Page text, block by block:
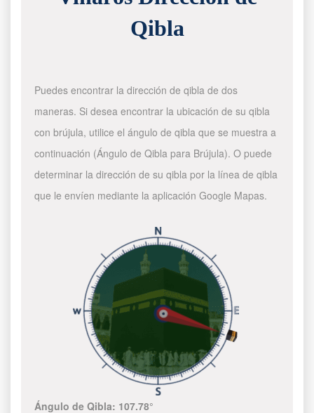
Qibla
Puedes encontrar la dirección de qibla de dos
maneras. Si desea encontrar la ubicación de su qibla
con brújula, utilice el ángulo de qibla que se muestra a
continuación (Ángulo de Qibla para Brújula). O puede
determinar la dirección de su qibla por la línea de qibla
que le envíen mediante la aplicación Google Mapas.
Ángulo de Qibla: 107.78°